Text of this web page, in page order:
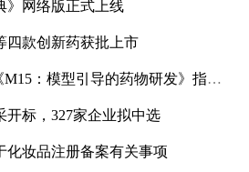
》网络版正式上线
四款创新药获批上市
导的药物研发》指导原则实施建议和中文翻译稿意见
开标，327家企业拟中选
化妆品注册备案有关事项